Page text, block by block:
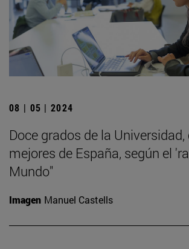
08 | 05 | 2024
Doce grados de la Universidad,
mejores de España, según el
Mundo"
Imagen Manuel Castells